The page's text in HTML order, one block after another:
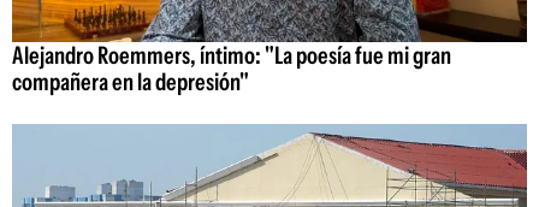
Alejandro Roemmers, íntimo: "La poesía fue mi gran
compañera en la depresión"